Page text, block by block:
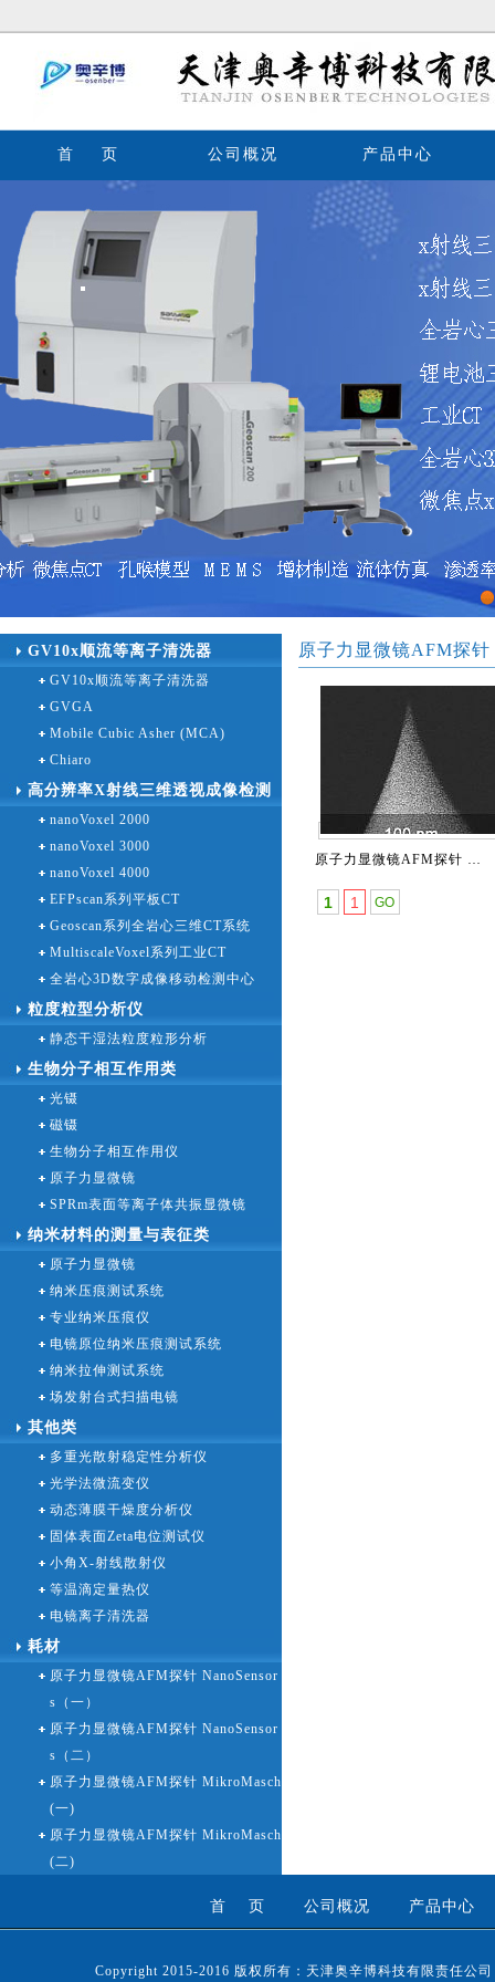
首 页 公司概况 产品中心
1
GV10x顺流等离子清洗器
GV10x顺流等离子清洗器
GVGA
Mobile Cubic Asher (MCA)
Chiaro
高分辨率X射线三维透视成像检测
设备nanoVoxel 2000
nanoVoxel 3000
nanoVoxel 4000
EFPscan系列平板CT
Geoscan系列全岩心三维CT系统
MultiscaleVoxel系列工业CT
全岩心3D数字成像移动检测中心
粒度粒型分析仪
静态干湿法粒度粒形分析
生物分子相互作用类
光镊
磁镊
生物分子相互作用仪
原子力显微镜
SPRm表面等离子体共振显微镜
纳米材料的测量与表征类
原子力显微镜
纳米压痕测试系统
专业纳米压痕仪
电镜原位纳米压痕测试系统
纳米拉伸测试系统
场发射台式扫描电镜
其他类
多重光散射稳定性分析仪
光学法微流变仪
动态薄膜干燥度分析仪
固体表面Zeta电位测试仪
小角X-射线散射仪
等温滴定量热仪
电镜离子清洗器
耗材
原子力显微镜AFM探针 NanoSensor
s（一）
原子力显微镜AFM探针 NanoSensor
s（二）
原子力显微镜AFM探针 MikroMasch
(一)
原子力显微镜AFM探针 MikroMasch
(二)
原子力显微镜AFM探
原子力显微镜AFM探针 MikroMasch
1 1
首 页 公司概况 产品中心
Copyright 2015-2016 版权所有：天津奥辛博科技有限责任公